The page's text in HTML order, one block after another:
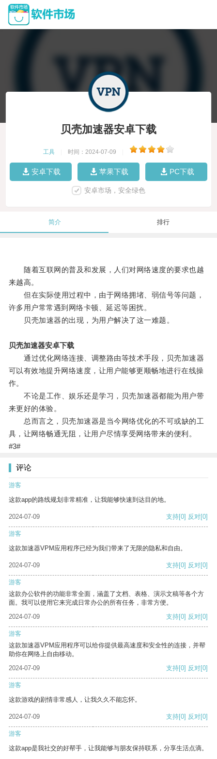
贝壳加速器安卓下载
工具 时间：2024-07-09
安卓下载 苹果下载 PC下载
安卓市场，安全绿色
简介 排行
随着互联网的普及和发展，人们对网络速度的要求也越
来越高。
但在实际使用过程中，由于网络拥堵、弱信号等问题，
许多用户常常遇到网络卡顿、延迟等困扰。
贝壳加速器的出现，为用户解决了这一难题。
贝壳加速器安卓下载
通过优化网络连接、调整路由等技术手段，贝壳加速器
可以有效地提升网络速度，让用户能够更顺畅地进行在线操
作。
不论是工作、娱乐还是学习，贝壳加速器都能为用户带
来更好的体验。
总而言之，贝壳加速器是当今网络优化的不可或缺的工
具，让网络畅通无阻，让用户尽情享受网络带来的便利。
#3#
评论
游客
这款app的路线规划非常精准，让我能够快速到达目的地。
2024-07-09 支持[0] 反对[0]
游客
这款加速器VPM应用程序已经为我们带来了无限的隐私和自由。
2024-07-09 支持[0] 反对[0]
游客
这款办公软件的功能非常全面，涵盖了文档、表格、演示文稿等各个方
面。我可以使用它来完成日常办公的所有任务，非常方便。
2024-07-09
支持[0] 反对[0]
游客
这款加速器VPM应用程序可以给你提供最高速度和安全性的连接，并帮
助你在网络上自由移动。
2024-07-09
支持[0] 反对[0]
游客
这款游戏的剧情非常感人，让我久久不能忘怀。
2024-07-09 支持[0] 反对[0]
游客
这款app是我社交的好帮手，让我能够与朋友保持联系，分享生活点滴。